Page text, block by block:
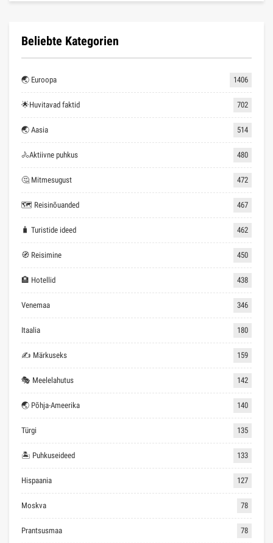
Beliebte Kategorien
🌏 Euroopa 1406
🌟Huvitavad faktid 702
🌏 Aasia 514
🚴Aktiivne puhkus 480
🤔 Mitmesugust 472
🗺 Reisinõuanded 467
🧳 Turistide ideed 462
🧭 Reisimine 450
🏨 Hotellid 438
Venemaa 346
Itaalia 180
✍ Märkuseks 159
🎭 Meelelahutus 142
🌏 Põhja-Ameerika 140
Türgi 135
🏝 Puhkuseideed 133
Hispaania 127
Moskva 78
Prantsusmaa 78